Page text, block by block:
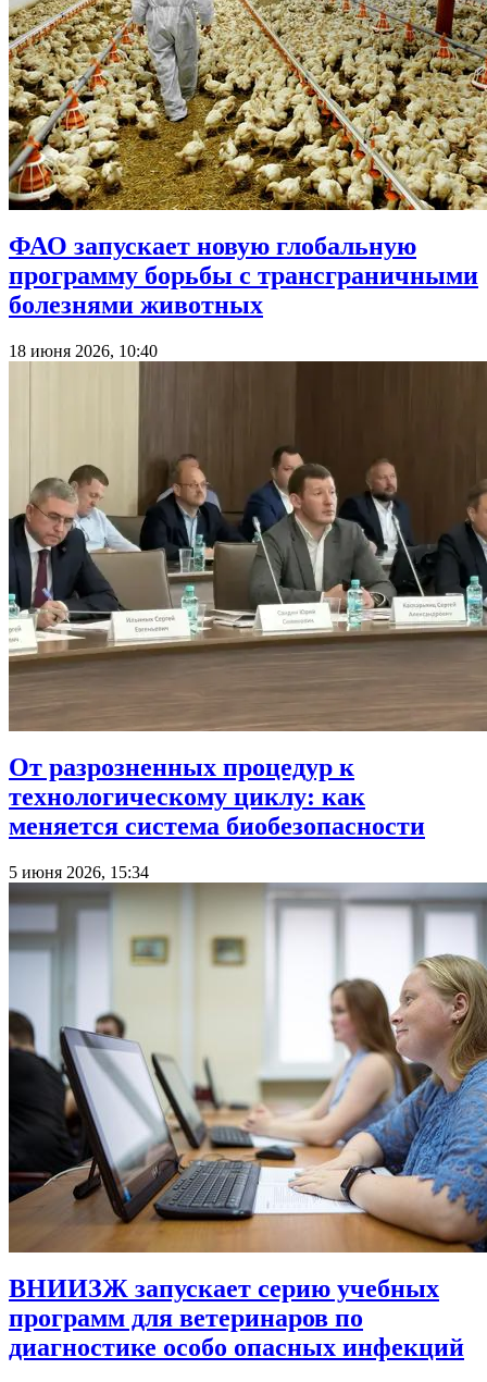
ФАО запускает новую глобальную
программу борьбы с трансграничными
болезнями животных
18 июня 2026, 10:40
От разрозненных процедур к
технологическому циклу: как
меняется система биобезопасности
5 июня 2026, 15:34
ВНИИЗЖ запускает серию учебных
программ для ветеринаров по
диагностике особо опасных инфекций